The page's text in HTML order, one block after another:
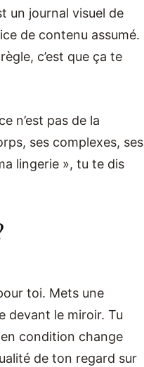
un journal visuel de
de contenu assumé.
c’est que ça te
n’est pas de la
ses complexes, ses
lingerie », tu te dis
toi. Mets une
devant le miroir. Tu
condition change
de ton regard sur